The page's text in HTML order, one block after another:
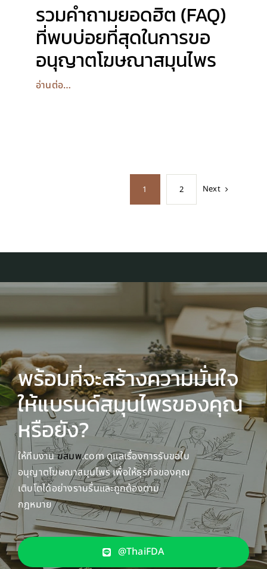
รวมคำถามยอดฮิต (FAQ)
ที่พบบ่อยที่สุดในการขอ
อนุญาตโฆษณาสมุนไพร
อ่านต่อ…
1 2 Next
พร้อมที่จะสร้างความมั่นใจ
ให้แบรนด์สมุนไพรของคุณ
หรือยัง?
ให้ทีมงานฆสมพ.com ดูแลเรื่องการรับขอใบ
อนุญาตโฆษณาสมุนไพร เพื่อให้ธุรกิจของคุณ
เติบโตได้อย่างราบรื่นและถูกต้องตาม
กฎหมาย
@ThaiFDA